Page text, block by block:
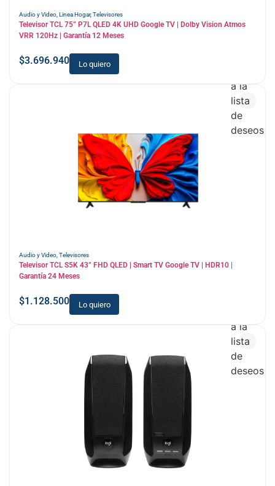
Audio y Video Linea Hogar,Televisores
Televisor TCL 75” P7L QLED 4K UHD Google TV | Dolby Vision Atmos
VRR 120Hz | Garantía 12 Meses
$3.696.940 Lo quiero
Audio y Video Televisores
Televisor TCL S5K 43” FHD QLED | Smart TV Google TV | HDR10 |
Garantía 24 Meses
$1.128.500 Lo quiero
a la
lista
de
deseos
a la
lista
de
deseos